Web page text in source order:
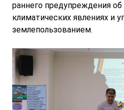
раннего предупреждения
климатических явлениях и
землепользованием.